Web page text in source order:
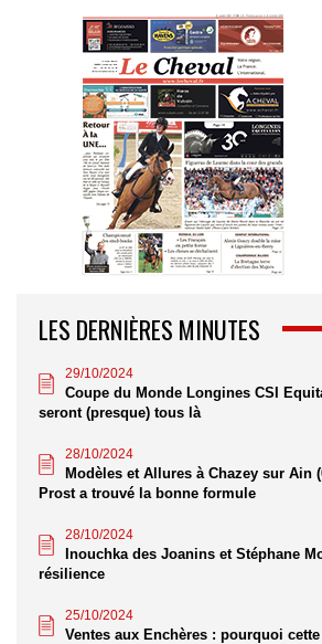
LES DERNIÈRES MINUTES
29/10/2024
Coupe du Monde Longines CSI
seront (presque) tous là
28/10/2024
Modèles et Allures à Chazey sur Ain
Prost a trouvé la bonne formule
28/10/2024
Inouchka des Joanins et Stéphane
résilience
25/10/2024
Ventes aux Enchères : pourquoi